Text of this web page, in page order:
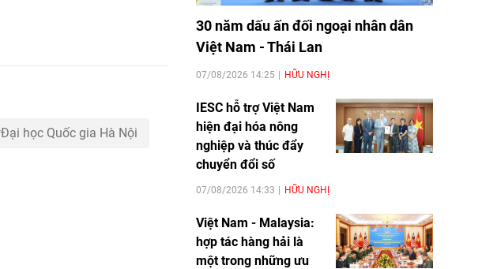
Đại học Quốc gia Hà Nội
30 năm dấu ấn đối ngoại nhân dân
Việt Nam - Thái Lan
07/08/2026 14:25 HỮU NGHỊ
IESC hỗ trợ Việt Nam
hiện đại hóa nông
nghiệp và thúc đẩy
chuyển đổi số
07/08/2026 14:33 HỮU NGHỊ
Việt Nam - Malaysia:
hợp tác hàng hải là
một trong những ưu